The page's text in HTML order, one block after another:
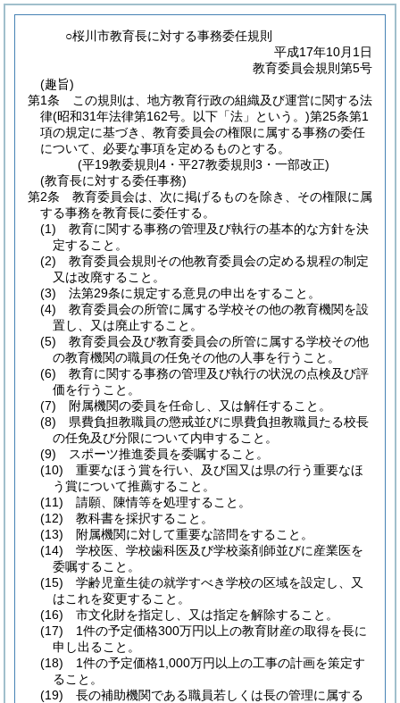
○桜川市教育長に対する事務委任規則
平成17年10月1日
教育委員会規則第5号
(趣旨)
第1条
この規則は、地方教育行政の組織及び運営に関する法
律(昭和31年法律第162号。以下「法」という。)第25条第1
項の規定に基づき、教育委員会の権限に属する事務の委任
について、必要な事項を定めるものとする。
(平19教委規則4・平27教委規則3・一部改正)
(教育長に対する委任事務)
第2条
教育委員会は、次に掲げるものを除き、その権限に属
する事務を教育長に委任する。
(1)
教育に関する事務の管理及び執行の基本的な方針を決
定すること。
(2)
教育委員会規則その他教育委員会の定める規程の制定
又は改廃すること。
(3)
法第29条に規定する意見の申出をすること。
(4)
教育委員会の所管に属する学校その他の教育機関を設
置し、又は廃止すること。
(5)
教育委員会及び教育委員会の所管に属する学校その他
の教育機関の職員の任免その他の人事を行うこと。
(6)
教育に関する事務の管理及び執行の状況の点検及び評
価を行うこと。
(7)
附属機関の委員を任命し、又は解任すること。
(8)
県費負担教職員の懲戒並びに県費負担教職員たる校長
の任免及び分限について内申すること。
(9)
スポーツ推進委員を委嘱すること。
(10)
重要なほう賞を行い、及び国又は県の行う重要なほ
う賞について推薦すること。
(11)
請願、陳情等を処理すること。
(12)
教科書を採択すること。
(13)
附属機関に対して重要な諮問をすること。
(14)
学校医、学校歯科医及び学校薬剤師並びに産業医を
委嘱すること。
(15)
学齢児童生徒の就学すべき学校の区域を設定し、又
はこれを変更すること。
(16)
市文化財を指定し、又は指定を解除すること。
(17)
1件の予定価格300万円以上の教育財産の取得を長に
申し出ること。
(18)
1件の予定価格1,000万円以上の工事の計画を策定す
ること。
(19)
長の補助機関である職員若しくは長の管理に属する